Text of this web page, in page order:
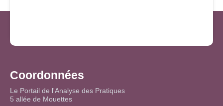
Coordonnées
Le Portail de l'Analyse des Pratiques
5 allée de Mouettes